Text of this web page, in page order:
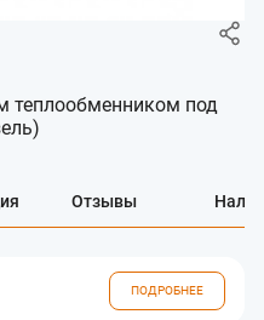
теплообменником под
Отзывы
ПОДРОБНЕЕ